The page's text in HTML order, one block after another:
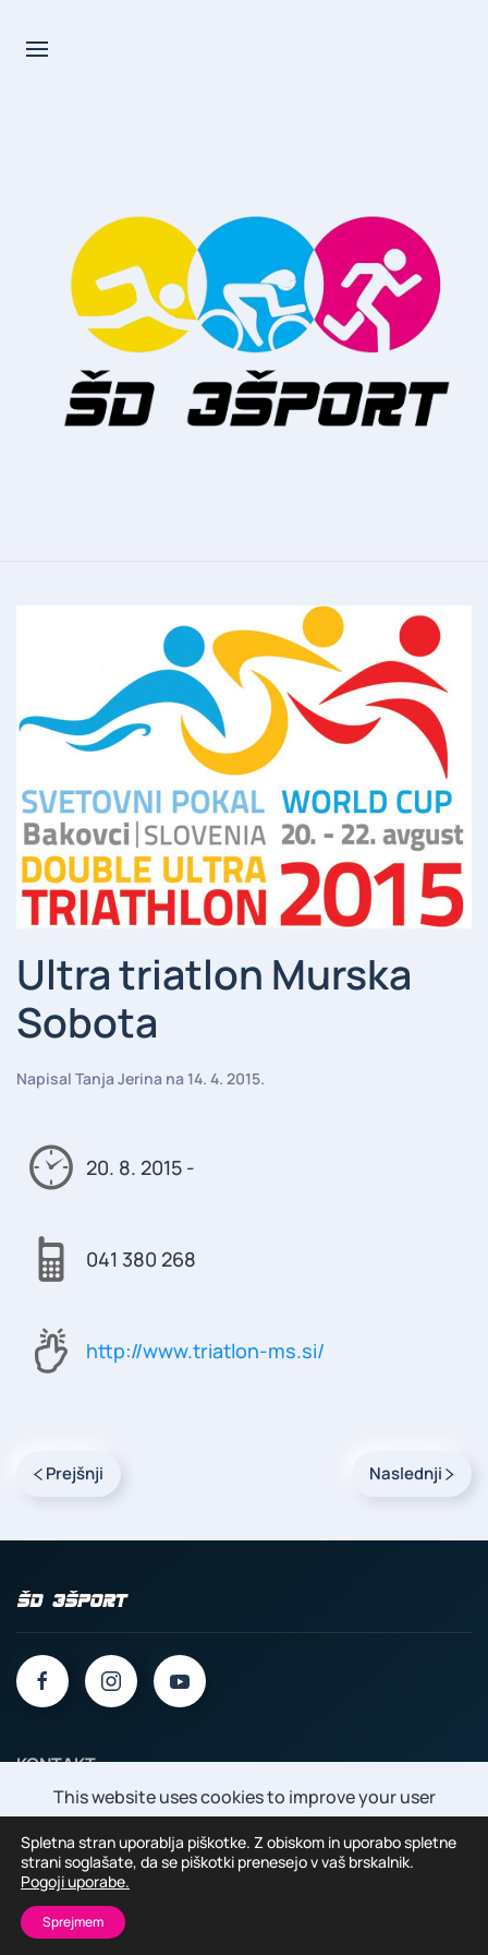
Ultra triatlon Murska
Sobota
Napisal Tanja Jerina na 14. 4. 2015.
20. 8. 2015 -
041 380 268
http://www.triatlon-ms.si/
Prejšnji Naslednji
KONTAKT
Naslov: Športno društvo 3Šport, Piranska cesta 6, 6000
Koper
E-pošta: info@sd3sport.com
Davčna številka: 92140777
IBAN: SI56 1010 0004 5433 340
Spletna stran uporablja piškotke. Z obiskom in uporabo spletne
strani soglašate, da se piškotki prenesejo v vaš brskalnik.
Pogoji uporabe.
Sprejmem
This website uses cookies to improve your user
experience.By using this website, you agree to the use
of cookies as described in our Privacy Policy.
Accept all